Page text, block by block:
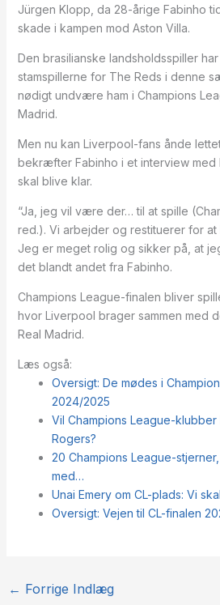
Jürgen Klopp, da 28-årige Fabinho
skade i kampen mod Aston Villa.
Den brasilianske landsholdsspiller
stamspillerne for The Reds i denne
nødigt undvære ham i Champions
Madrid.
Men nu kan Liverpool-fans ånde
bekræfter Fabinho i et interview med
skal blive klar.
“Ja, jeg vil være der… til at spille
red.). Vi arbejder og restituerer for at
Jeg er meget rolig og sikker på, at
det blandt andet fra Fabinho.
Champions League-finalen bliver
hvor Liverpool brager sammen med
Real Madrid.
Læs også:
Oversigt: De mødes i
2024/2025
Vil Champions League-
Rogers?
20 Champions League-
med…
Unai Emery om CL-plads: Vi
Oversigt: Vejen til CL-finalen
← Forrige Indlæg